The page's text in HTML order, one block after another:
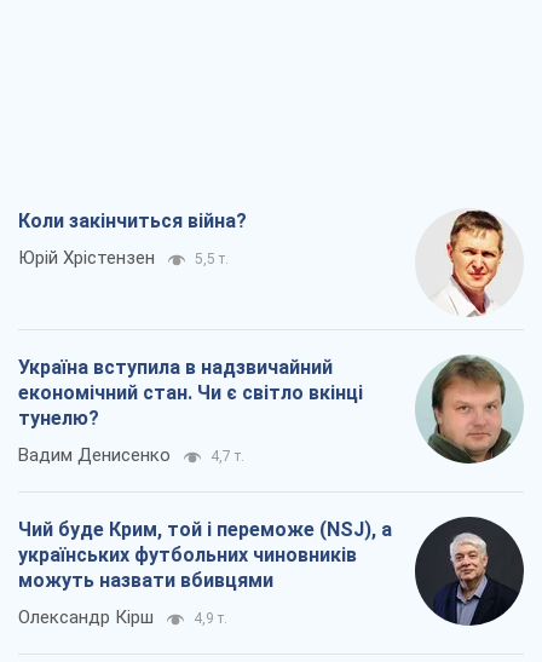
Коли закінчиться війна?
Юрій Хрістензен 5,5 т.
Україна вступила в надзвичайний
економічний стан. Чи є світло вкінці
тунелю?
Вадим Денисенко 4,7 т.
Чий буде Крим, той і переможе (NSJ), а
українських футбольних чиновників
можуть назвати вбивцями
Олександр Кірш 4,9 т.